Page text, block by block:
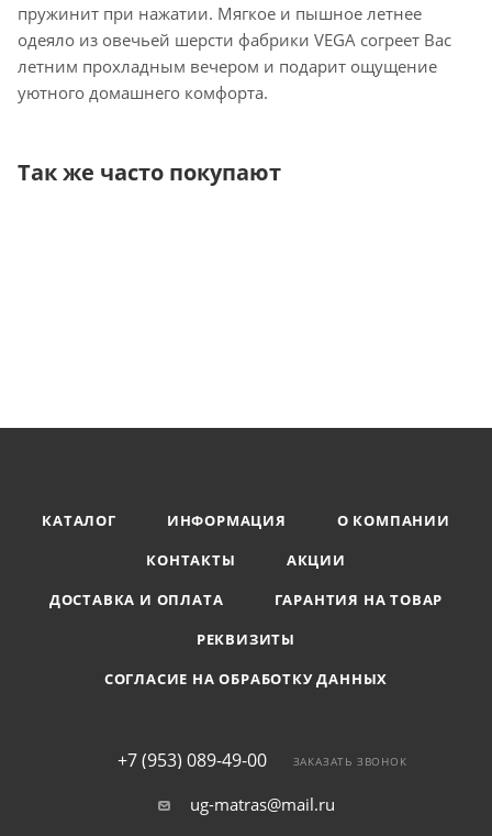
пружинит при нажатии. Мягкое и пышное летнее
одеяло из овечьей шерсти фабрики VEGA согреет Вас
летним прохладным вечером и подарит ощущение
уютного домашнего комфорта.
Так же часто покупают
КАТАЛОГ ИНФОРМАЦИЯ
О КОМПАНИИ
КОНТАКТЫ
АКЦИИ
ДОСТАВКА И ОПЛАТА
ГАРАНТИЯ НА ТОВАР
РЕКВИЗИТЫ
СОГЛАСИЕ НА ОБРАБОТКУ ДАННЫХ
+7 (953) 089-49-00 ЗАКАЗАТЬ ЗВОНОК
ug-matras@mail.ru